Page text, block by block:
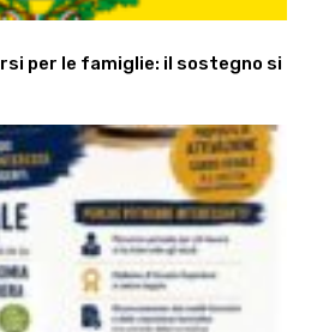
per le famiglie: il sostegno si